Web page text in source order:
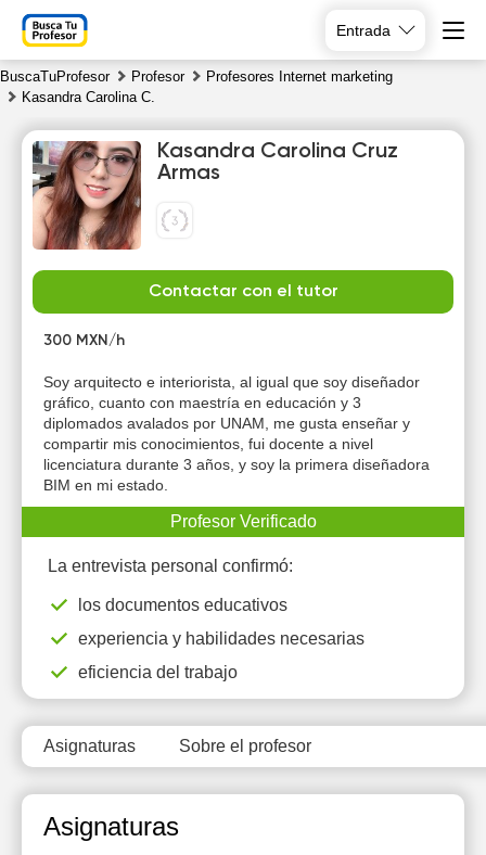
Entrada
BuscaTuProfesor Profesor
Profesores Internet marketing
Kasandra Carolina C.
Kasandra Carolina Cruz
Armas
Contactar con el tutor
300 MXN/h
Soy arquitecto e interiorista, al igual que soy diseñador
gráfico, cuanto con maestría en educación y 3
diplomados avalados por UNAM, me gusta enseñar y
compartir mis conocimientos, fui docente a nivel
licenciatura durante 3 años, y soy la primera diseñadora
BIM en mi estado.
Profesor Verificado
La entrevista personal confirmó:
los documentos educativos
experiencia y habilidades necesarias
eficiencia del trabajo
Asignaturas Sobre el profesor
Asignaturas
Su
9
Mo
10
Tu
10:00
10:30
11:00
11:30
14:00
14:30
15:00
15:30
16:00